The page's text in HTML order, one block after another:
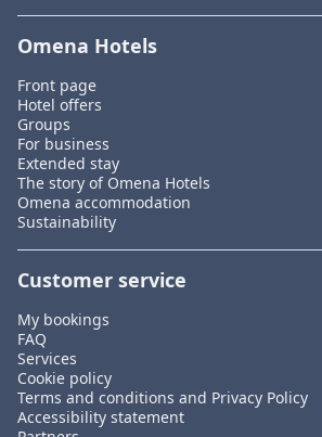
Omena Hotels
Front page
Hotel offers
Groups
For business
Extended stay
The story of Omena Hotels
Omena accommodation
Sustainability
Customer service
My bookings
FAQ
Services
Cookie policy
Terms and conditions and Privacy Policy
Accessibility statement